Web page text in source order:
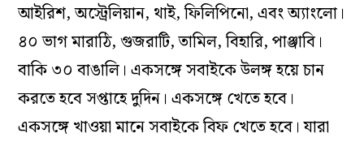
আইরিশ, অস্ট্রেলিয়ান, থাই, ফিলিপিনো, এবং অ্যাংলো।
৪০ ভাগ মারাঠি, গুজরাটি, তামিল, বিহারি, পাঞ্জাবি।
বাকি ৩০ বাঙালি। একসঙ্গে সবাইকে উলঙ্গ হয়ে চান
করতে হবে সপ্তাহে দুদিন। একসঙ্গে খেতে হবে।
একসঙ্গে খাওয়া মানে সবাইকে বিফ খেতে হবে। যারা